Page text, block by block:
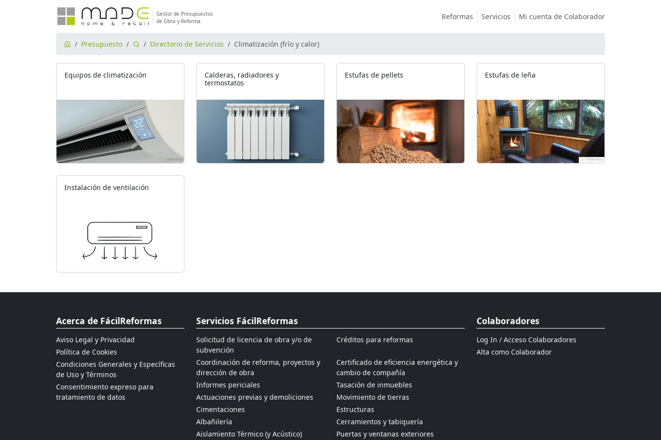
Gestor de Presupuestos
de Obra y Reforma
Reformas Servicios Mi cuenta de Colaborador
Presupuesto Directorio de Servicios Climatización (frío y calor)
Equipos de climatización
Calderas, radiadores y
termostatos
Estufas de pellets Estufas de leña
Instalación de ventilación
Acerca de FácilReformas
Aviso Legal y Privacidad
Política de Cookies
Condiciones Generales y Específicas
de Uso y Términos
Consentimiento expreso para
tratamiento de datos
Servicios FácilReformas
Solicitud de licencia de obra y/o de
subvención
Créditos para reformas
Coordinación de reforma, proyectos y
dirección de obra
Certificado de eficiencia energética y
cambio de compañía
Informes periciales
Tasación de inmuebles
Actuaciones previas y demoliciones
Movimiento de tierras
Cimentaciones
Estructuras
Albañilería
Cerramientos y tabiquería
Aislamiento Térmico (y Acústico)
Puertas y ventanas exteriores
Colaboradores
Log In / Acceso Colaboradores
Alta como Colaborador